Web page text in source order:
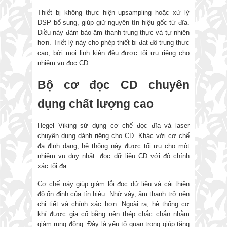
Thiết bị không thực hiện upsampling hoặc xử lý
DSP bổ sung, giúp giữ nguyên tín hiệu gốc từ đĩa.
Điều này đảm bảo âm thanh trung thực và tự nhiên
hơn. Triết lý này cho phép thiết bị đạt độ trung thực
cao, bởi mọi linh kiện đều được tối ưu riêng cho
nhiệm vụ đọc CD.
Bộ cơ đọc CD chuyên
dụng chất lượng cao
Hegel Viking sử dụng cơ chế đọc đĩa và laser
chuyên dụng dành riêng cho CD. Khác với cơ chế
đa định dạng, hệ thống này được tối ưu cho một
nhiệm vụ duy nhất: đọc dữ liệu CD với độ chính
xác tối đa.
Cơ chế này giúp giảm lỗi đọc dữ liệu và cải thiện
độ ổn định của tín hiệu. Nhờ vậy, âm thanh trở nên
chi tiết và chính xác hơn. Ngoài ra, hệ thống cơ
khí được gia cố bằng nền thép chắc chắn nhằm
giảm rung động. Đây là yếu tố quan trọng giúp tăng